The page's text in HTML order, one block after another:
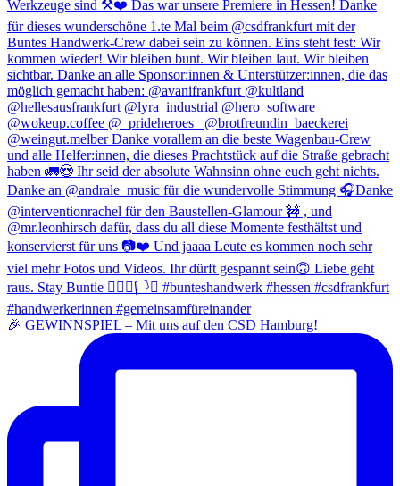
🎉 GEWINNSPIEL – Mit uns auf den CSD Hamburg!